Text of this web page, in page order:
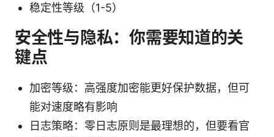
稳定性等级（1-5）
安全性与隐私：你需要知道的关
键点
加密等级：高强度加密能更好保护数据，但可
能对速度略有影响
日志策略：零日志原则是最理想的，但要看官